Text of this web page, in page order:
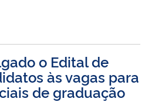
o Edital de
às vagas para
de graduação